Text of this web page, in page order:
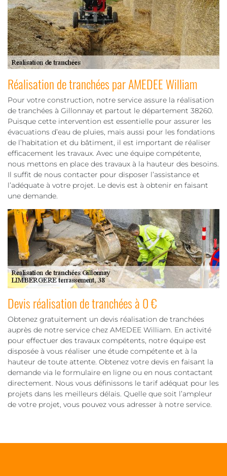
Réalisation de tranchées par AMEDEE William
Pour votre construction, notre service assure la réalisation
de tranchées à Gillonnay et partout le département 38260.
Puisque cette intervention est essentielle pour assurer les
évacuations d’eau de pluies, mais aussi pour les fondations
de l’habitation et du bâtiment, il est important de réaliser
efficacement les travaux. Avec une équipe compétente,
nous mettons en place des travaux à la hauteur des besoins.
Il suffit de nous contacter pour disposer l’assistance et
l’adéquate à votre projet. Le devis est à obtenir en faisant
une demande.
Devis réalisation de tranchées à 0 €
Obtenez gratuitement un devis réalisation de tranchées
auprès de notre service chez AMEDEE William. En activité
pour effectuer des travaux compétents, notre équipe est
disposée à vous réaliser une étude compétente et à la
hauteur de toute attente. Obtenez votre devis en faisant la
demande via le formulaire en ligne ou en nous contactant
directement. Nous vous définissons le tarif adéquat pour les
projets dans les meilleurs délais. Quelle que soit l’ampleur
de votre projet, vous pouvez vous adresser à notre service.